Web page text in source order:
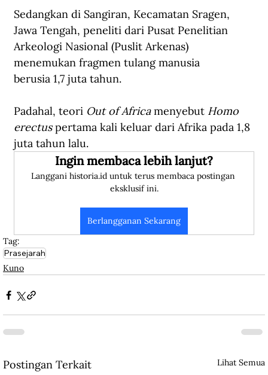
Sedangkan di Sangiran, Kecamatan Sragen,
Jawa Tengah, peneliti dari Pusat Penelitian
Arkeologi Nasional (Puslit Arkenas)
menemukan fragmen tulang manusia
berusia 1,7 juta tahun.
Padahal, teori Out of Africa menyebut Homo
erectus pertama kali keluar dari Afrika pada 1,8
juta tahun lalu.
Ingin membaca lebih lanjut?
Langgani historia.id untuk terus membaca postingan
eksklusif ini.
Berlangganan Sekarang
Tag:
Prasejarah
Kuno
Postingan Terkait Lihat Semua